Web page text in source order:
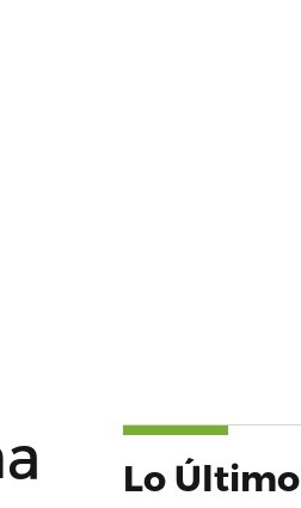
Lo Último